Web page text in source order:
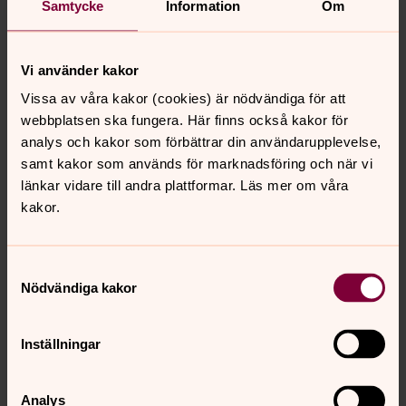
Samtycke Information Om
Vi använder kakor
Vissa av våra kakor (cookies) är nödvändiga för att
webbplatsen ska fungera. Här finns också kakor för
analys och kakor som förbättrar din användarupplevelse,
samt kakor som används för marknadsföring och när vi
länkar vidare till andra plattformar. Läs mer om våra
kakor.
Nödvändiga kakor
Inställningar
Analys
Sara Andersson – sång
Bartosz Sozanski – orgel
– S:T PETRI KYRKA
Andhämtning med orgelmusik
Bartosz Sozanski – orgel
LÖRDAG 8/10 KL.17.00
– S:T PETRI KYRKA
Lördagsmusik
Templets musikkår (Stockholm) under ledning av Fredrik
Sara Andersson – sång
SÖNDAG 9/10 KL.11.00